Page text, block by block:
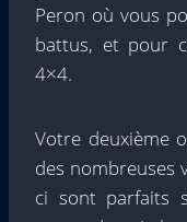
Peron où vous
battus, et pour
4×4.
Votre deuxième
des nombreuses
ci sont parfaits